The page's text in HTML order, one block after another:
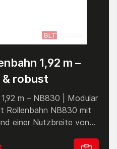
1,92 m –
& robust
m – NB830 | Modular
Rollenbahn NB830 mit
einer Nutzbreite von
Versand und Lager. Die